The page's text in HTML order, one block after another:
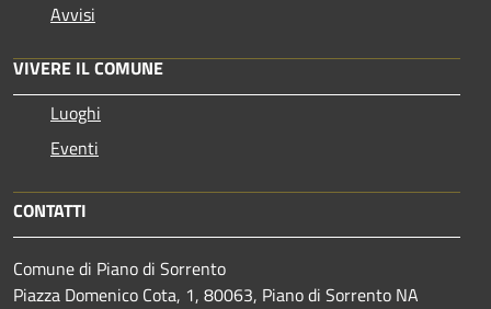
Avvisi
VIVERE IL COMUNE
Luoghi
Eventi
CONTATTI
Comune di Piano di Sorrento
Piazza Domenico Cota, 1, 80063, Piano di Sorrento NA